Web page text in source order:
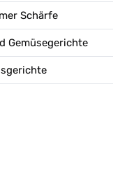
Schärfe
Gemüsegerichte